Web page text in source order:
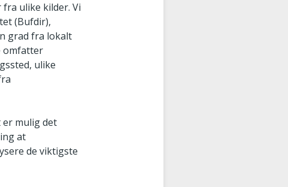
ulike kilder. Vi
(Bufdir),
grad fra lokalt
omfatter
ulike
er mulig det
at
de viktigste